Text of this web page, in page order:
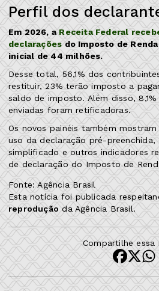
Perfil dos
Em 2026, aReceita Federal
declaraçõesdo Imposto de
inicial de 44 milhões.
Desse total, 56,1% dos
restituir, 23% terão imposto a
saldo de imposto. Além disso,
enviadas foram retificadoras.
Os novos painéis também
uso da declaração pré-
simplificado e outros indicadores
de declaração do Imposto de
Fonte: Agência Brasil
Esta notícia foi publicada
reproduçãoda Agência Brasil.
Compartilhe essa